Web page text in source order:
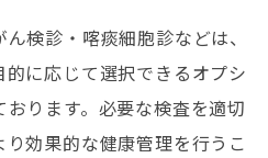
検診・喀痰細胞診などは、
に応じて選択できるオプシ
ります。必要な検査を適切
効果的な健康管理を行うこ